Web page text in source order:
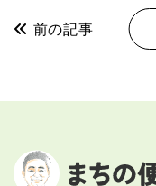
前の記事